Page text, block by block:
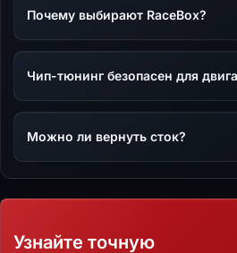
Почему выбирают RaceBox?
Чип-тюнинг безопасен для
Можно ли вернуть сток?
Узнайте точную